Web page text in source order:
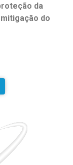
da
do